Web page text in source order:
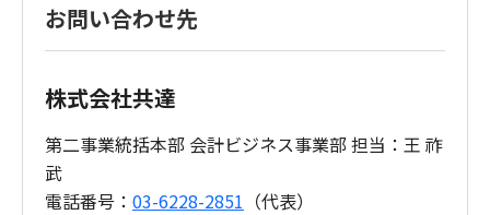
お問い合わせ先
株式会社共達
第二事業統括本部 会計ビジネス事業部 担当：王 祚
武
電話番号： 03-6228-2851 （代表）